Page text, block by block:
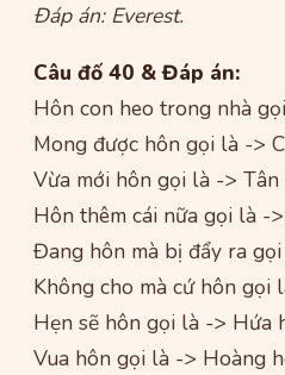
Đáp án: Everest.
Câu đố 40 & Đáp án:
Hôn con heo trong nhà
Mong được hôn gọi là ->
Vừa mới hôn gọi là -> Tân
Hôn thêm cái nữa gọi là -
Đang hôn mà bị đẩy ra
Không cho mà cứ hôn gọi
Hẹn sẽ hôn gọi là -> Hứa
Vua hôn gọi là -> Hoàng